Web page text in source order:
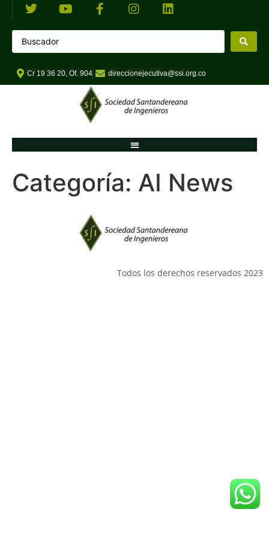
Cr 19 36 20, Of. 904 direccionejecutiva@ssi.org.co
Categoría: AI News
Todos los derechos reservados 2023